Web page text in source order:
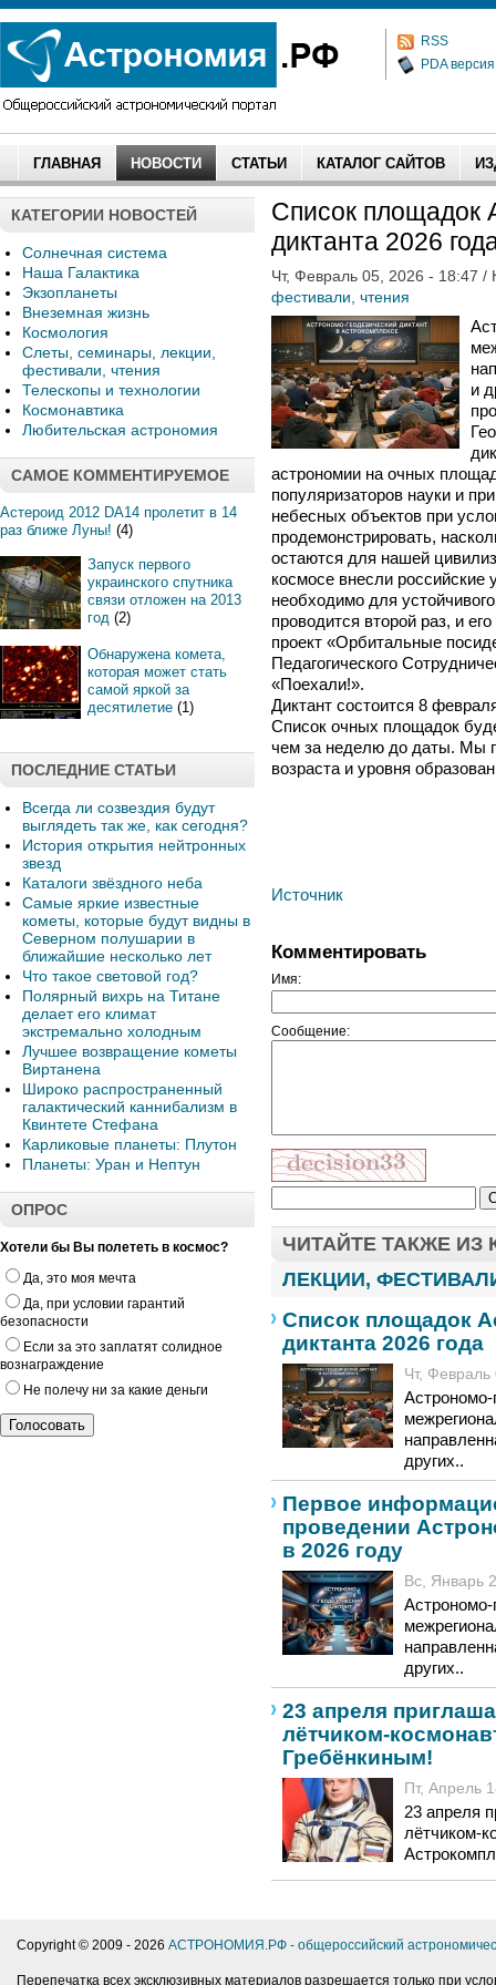
RSS
PDA версия
ГЛАВНАЯ НОВОСТИ СТАТЬИ КАТАЛОГ САЙТОВ
КАТЕГОРИИ НОВОСТЕЙ
Солнечная система
Наша Галактика
Экзопланеты
Внеземная жизнь
Космология
Слеты, семинары, лекции,
фестивали, чтения
Телескопы и технологии
Космонавтика
Любительская астрономия
САМОЕ КОММЕНТИРУЕМОЕ
Астероид 2012 DA14 пролетит в 14
раз ближе Луны! (4)
Запуск первого
украинского спутника
связи отложен на 2013
год (2)
Обнаружена комета,
которая может стать
самой яркой за
десятилетие (1)
ПОСЛЕДНИЕ СТАТЬИ
Всегда ли созвездия будут
выглядеть так же, как сегодня?
История открытия нейтронных
звезд
Каталоги звёздного неба
Самые яркие известные
кометы, которые будут видны в
Северном полушарии в
ближайшие несколько лет
Что такое световой год?
Полярный вихрь на Титане
делает его климат
экстремально холодным
Лучшее возвращение кометы
Виртанена
Широко распространенный
галактический каннибализм в
Квинтете Стефана
Карликовые планеты: Плутон
Планеты: Уран и Нептун
ОПРОС
Хотели бы Вы полететь в космос?
Да, это моя мечта
Да, при условии гарантий
безопасности
Если за это заплатят солидное
вознаграждение
Не полечу ни за какие деньги
Список площадок
диктанта 2026
Чт, Февраль 05, 2026 - 18:47 /
фестивали, чтения
и
астрономии на очных
популяризаторов науки и
небесных объектов при
продемонстрировать,
остаются для нашей
космосе внесли российские
необходимо для
проводится второй раз, и
проект «Орбитальные
Педагогического
«Поехали!».
Диктант состоится 8
Список очных площадок
чем за неделю до даты. Мы
возраста и уровня
Источник
Комментировать
Имя:
Сообщение:
ЧИТАЙТЕ ТАКЖЕ ИЗ
ЛЕКЦИИ,
Список площадок
диктанта 2026 года
Чт,
Астрономо-
других..
Первое
проведении
в 2026 году
Вс, Январь
Астрономо-
других..
23 апреля
лётчиком-
Гребёнкиным!
Пт, Апрель
23 апреля
лётчиком-
Copyright © 2009 - 2026 АСТРОНОМИЯ.РФ - общероссийский
Перепечатка всех эксклюзивных материалов разрешается только при